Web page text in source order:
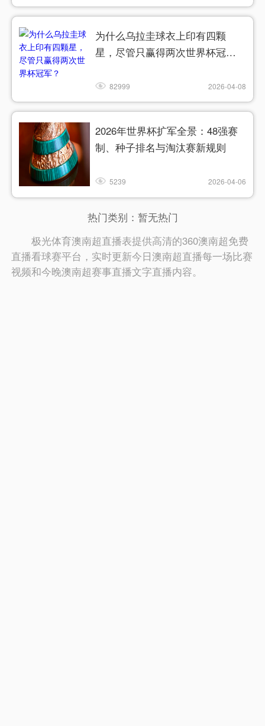
为什么乌拉圭球衣上印有四颗
星，尽管只赢得两次世界杯冠
82999 2026-04-08
2026年世界杯扩军全景：48强赛
制、种子排名与淘汰赛新规则
5239 2026-04-06
热门类别： 暂无热门
极光体育澳南超直播表提供高清的360澳南超免费
直播看球赛平台，实时更新今日澳南超直播每一场比赛
视频和今晚澳南超赛事直播文字直播内容。